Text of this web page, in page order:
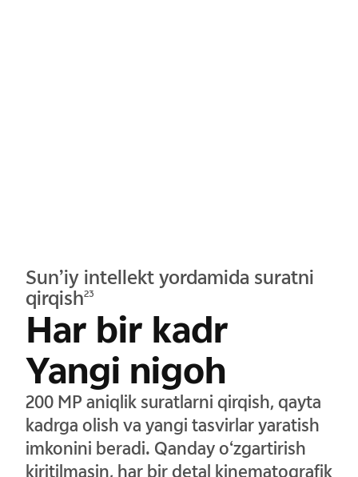
Sun’iy intellekt yordamida suratni
qirqish23
Har bir kadr
Yangi nigoh
200 MP aniqlik suratlarni qirqish, qayta
kadrga olish va yangi tasvirlar yaratish
imkonini beradi. Qanday o‘zgartirish
kiritilmasin, har bir detal kinematografik